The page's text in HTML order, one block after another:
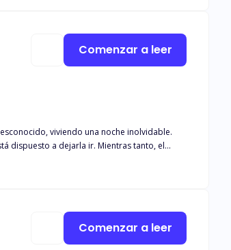
viviendo una noche inolvidable.
Comenzar a leer
Comenzar a leer